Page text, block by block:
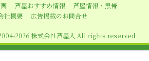
芦屋おすすめ情報
芦屋情報・黒帯
社概要 広告掲載のお問合せ
2026 株式会社芦屋人 All rights reserved.